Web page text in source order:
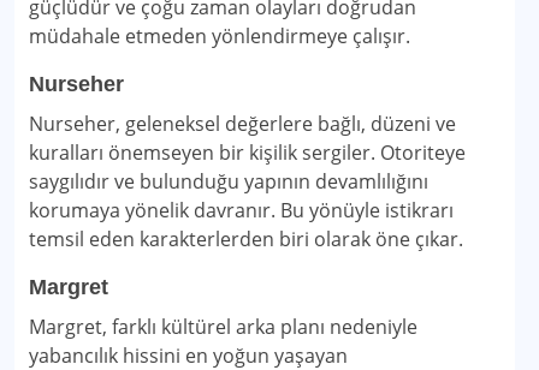
güçlüdür ve çoğu zaman olayları doğrudan
müdahale etmeden yönlendirmeye çalışır.
Nurseher
Nurseher, geleneksel değerlere bağlı, düzeni ve
kuralları önemseyen bir kişilik sergiler. Otoriteye
saygılıdır ve bulunduğu yapının devamlılığını
korumaya yönelik davranır. Bu yönüyle istikrarı
temsil eden karakterlerden biri olarak öne çıkar.
Margret
Margret, farklı kültürel arka planı nedeniyle
yabancılık hissini en yoğun yaşayan